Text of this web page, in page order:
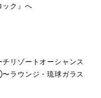
ック』へ
リゾートオーシャンス
ラウンジ・琉球ガラス